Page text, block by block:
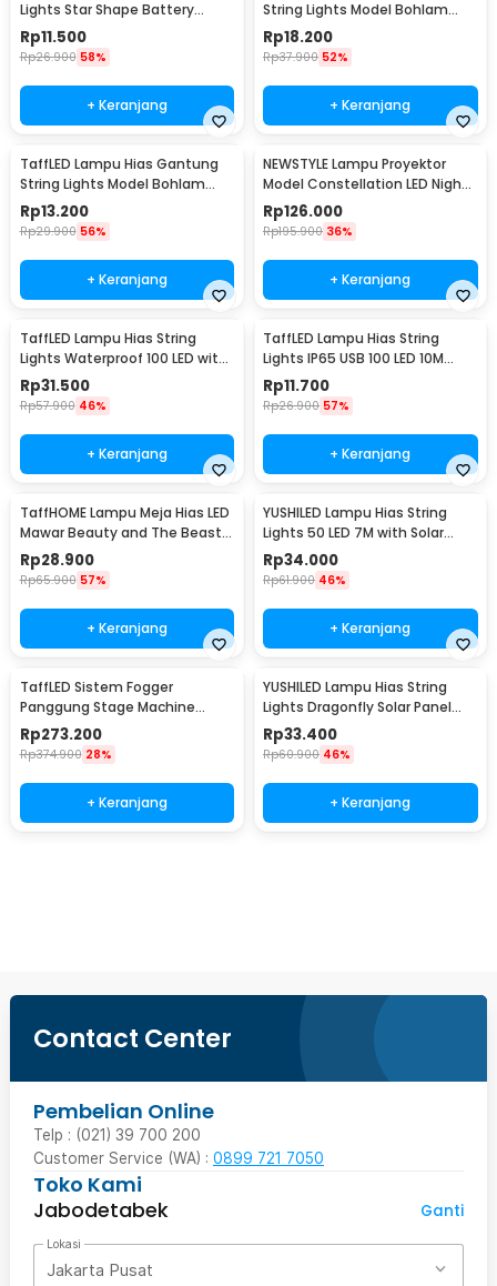
Lights Star Shape Battery
Power 20 LED 3M - 2G11
Rp11.500
Rp26.900 58%
+ Keranjang
String Lights Model Bohlam
Mini Waterproof 6M - ZYD0931
Rp18.200
Rp37.900 52%
+ Keranjang
TaffLED Lampu Hias Gantung
String Lights Model Bohlam
Mini Waterproof 3M - ZYD0931
Rp13.200
Rp29.900 56%
+ Keranjang
NEWSTYLE Lampu Proyektor
Model Constellation LED Night
Light 3W 5V - NL-USB
Rp126.000
Rp195.900 36%
+ Keranjang
TaffLED Lampu Hias String
Lights Waterproof 100 LED with
Solar Panel - M071
Rp31.500
Rp57.900 46%
+ Keranjang
TaffLED Lampu Hias String
Lights IP65 USB 100 LED 10M
Warm White - TDC-01
Rp11.700
Rp26.900 57%
+ Keranjang
TaffHOME Lampu Meja Hias LED
Mawar Beauty and The Beast
Warm White - AC01
Rp28.900
Rp65.900 57%
+ Keranjang
YUSHILED Lampu Hias String
Lights 50 LED 7M with Solar
Panel - M072
Rp34.000
Rp61.900 46%
+ Keranjang
TaffLED Sistem Fogger
Panggung Stage Machine
Ejector with RGB LED - KY-
LED500
Rp273.200
Rp374.900 28%
+ Keranjang
YUSHILED Lampu Hias String
Lights Dragonfly Solar Panel
IP65 8 Modes 20 LED - M088
Rp33.400
Rp60.900 46%
+ Keranjang
Contact Center
Pembelian Online
Telp : (021) 39 700 200
Customer Service (WA) : 0899 721 7050
Toko Kami
Jabodetabek
Ganti
Lokasi
Jakarta Pusat